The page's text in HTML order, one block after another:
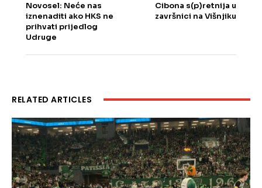
Novosel: Neće nas
iznenaditi ako HKS ne
prihvati prijedlog
Udruge
Cibona s(p)retnija u
završnici na Višnjiku
RELATED ARTICLES